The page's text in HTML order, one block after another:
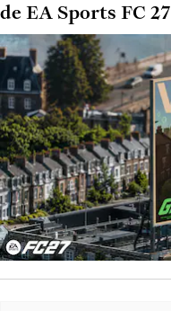
de EA Sports FC 27